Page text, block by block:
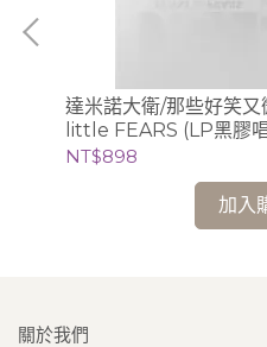
達米諾大衛/那些好笑
little FEARS (LP黑膠
NT$898
加入
關於我們